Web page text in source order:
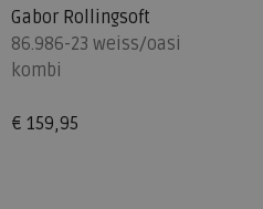
Gabor Rollingsoft
86.986-23 weiss/oasi
kombi
€ 159,95